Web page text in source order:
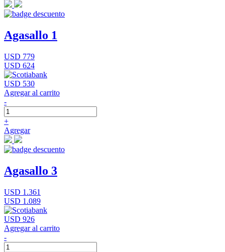
Agasallo 1
USD 779
USD 624
USD 530
Agregar al carrito
-
+
Agregar
Agasallo 3
USD 1.361
USD 1.089
USD 926
Agregar al carrito
-